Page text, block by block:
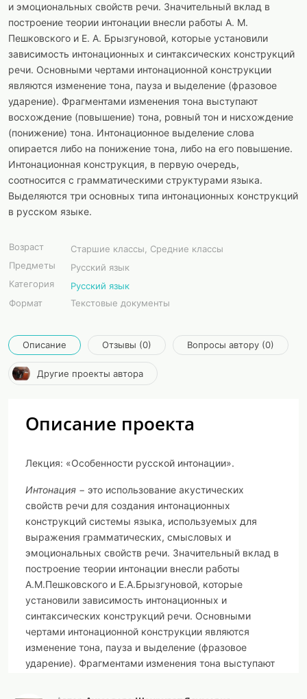
и эмоциональных свойств речи. Значительный вклад в
построение теории интонации внесли работы А. М.
Пешковского и Е. А. Брызгуновой, которые установили
зависимость интонационных и синтаксических конструкций
речи. Основными чертами интонационной конструкции
являются изменение тона, пауза и выделение (фразовое
ударение). Фрагментами изменения тона выступают
восхождение (повышение) тона, ровный тон и нисхождение
(понижение) тона. Интонационное выделение слова
опирается либо на понижение тона, либо на его повышение.
Интонационная конструкция, в первую очередь,
соотносится с грамматическими структурами языка.
Выделяются три основных типа интонационных конструкций
в русском языке.
Возраст
Старшие классы, Средние классы
Предметы
Русский язык
Категория
Русский язык
Формат
Текстовые документы
Описание Отзывы (0) Вопросы автору (0)
Другие проекты автора
Описание проекта
Лекция: «Особенности русской интонации».
Интонация − это использование акустических
свойств речи для создания интонационных
конструкций системы языка, используемых для
выражения грамматических, смысловых и
эмоциональных свойств речи. Значительный вклад в
построение теории интонации внесли работы
А.М.Пешковского и Е.А.Брызгуновой, которые
установили зависимость интонационных и
синтаксических конструкций речи. Основными
чертами интонационной конструкции являются
изменение тона, пауза и выделение (фразовое
ударение). Фрагментами изменения тона выступают
нисхождение (понижение) тона. Интонационное